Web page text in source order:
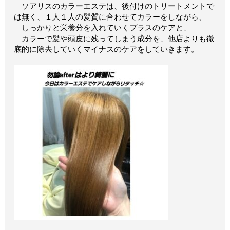
ソアリスのカラーエステは、後付けのトリートメントで
は無く、１人１人の髪質に合わせてカラーをしながら、
しっかりと栄養分を入れていくプラスのケアと、
カラーで髪や頭皮に残ってしまう成分を、他店よりも徹
底的に除去していくマイナスのケアをしていきます。